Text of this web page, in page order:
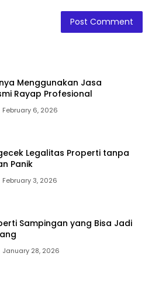
Menggunakan Jasa
Rayap Profesional
February 6, 2026
Legalitas Properti tanpa
Panik
February 3, 2026
Sampingan yang Bisa Jadi
January 28, 2026